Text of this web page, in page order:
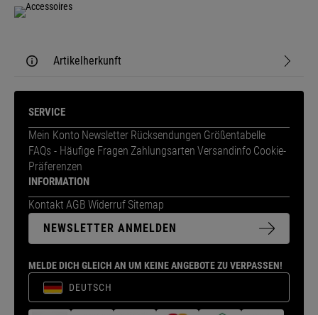
Artikelherkunft
SERVICE
Mein Konto Newsletter Rücksendungen Größentabelle
FAQs - Häufige Fragen Zahlungsarten Versandinfo Cookie-
Präferenzen
INFORMATION
Kontakt AGB Widerruf Sitemap
NEWSLETTER ANMELDEN
MELDE DICH GLEICH AN UM KEINE ANGEBOTE ZU VERPASSEN!
DEUTSCH